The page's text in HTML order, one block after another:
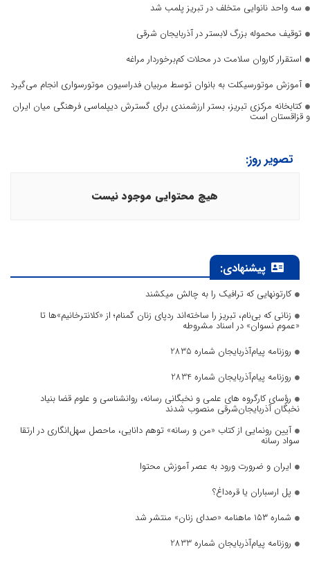
سه واحد نانوایی متخلف در تبریز پلمب شد
توقیف محموله بزرگ لابستر در آذربایجان شرقی
استقرار کاروان سلامت در محلات کم‌برخوردار مراغه
آموزش موتورسیکلت به بانوان توسط مربیان فدراسیون موتورسواری انجام می‌گیرد
کتابخانه مرکزی تبریز، بستر ارزشمندی برای گسترش دیپلماسی فرهنگی میان ایران
و قزاقستان است
تصویر روز:
هیچ محتوایی موجود نیست
پیشنهادی:
کارتونهایی که ترافیک را به چالش میکشند
زنانی که بی‌نام، تبریز را ساخته‌اند ردپای زنان گمنام؛ از «کلانترخانیم»ها تا
«عموم نسوان» در اسناد مشروطه
روزنامه پیام‌آذربایجان شماره 2835
روزنامه پیام‌آذربایجان شماره 2834
رؤسای کارگروه های علمی و نخبگانی رسانه، روانشناسی و علوم قضا بنیاد
نخبگان آذربایجان‌شرقی منصوب شدند
آیین رونمایی از کتاب «من و رسانه» توهم دانایی، ماحصل سهل‌انگاری در ارتقا
سواد رسانه
ایران و ضرورت ورود به عصر آموزش محتوا
پل ارسباران یا قره‌داغ؟
شماره ۱۵۳ ماهنامه «صدای زنان» منتشر شد
روزنامه پیام‌آذربایجان شماره 2833